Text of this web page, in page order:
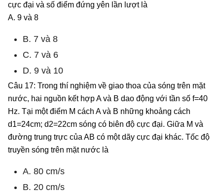
cực đại và số điểm đứng yên lần lượt là
A. 9 và 8
B. 7 và 8
C. 7 và 6
D. 9 và 10
Câu 17: Trong thí nghiệm về giao thoa của sóng trên mặt
nước, hai nguồn kết hợp A và B dao động với tần số f=40
Hz. Tại một điểm M cách A và B những khoảng cách
d1=24cm; d2=22cm sóng có biên độ cực đại. Giữa M và
đường trung trực của AB có một dãy cực đại khác. Tốc độ
truyền sóng trên mặt nước là
A. 80 cm/s
B. 20 cm/s